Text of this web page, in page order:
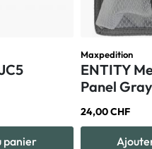
panier
Maxpedition
ENTITY
Panel Gray
24,00 CHF